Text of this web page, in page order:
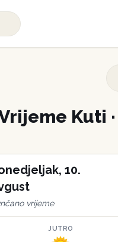
Kuti ·
, 10.
vrijeme
JUTRO